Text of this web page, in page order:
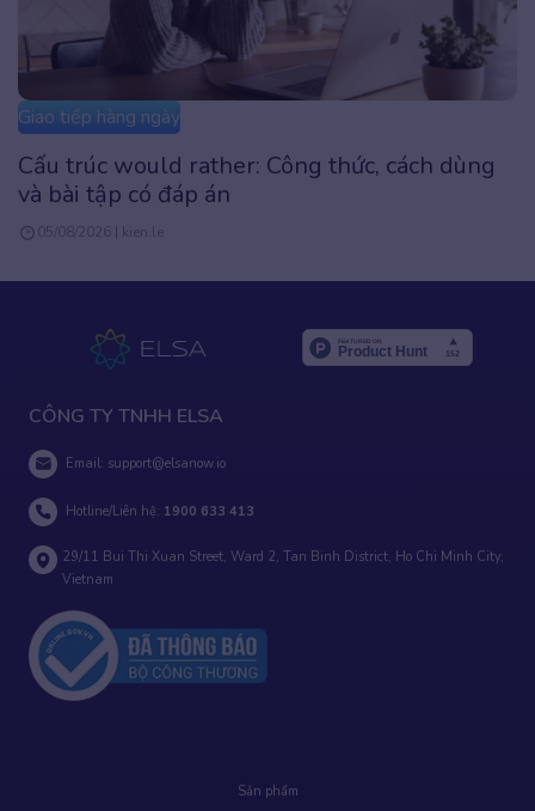
Giao tiếp hàng ngày
Google dịch đánh trọng âm: Cách sửa phát âm
tiếng Anh chuẩn
20/07/2026 | Admin
CÔNG TY TNHH ELSA
Email: support@elsanow.io
Hotline/Liên hệ: 1900 633 413
29/11 Bui Thi Xuan Street, Ward 2, Tan Binh District, Ho Chi Minh City,
Vietnam
Sản phẩm